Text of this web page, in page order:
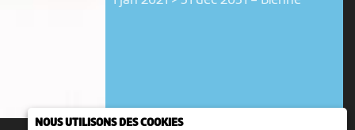
NOUS UTILISONS DES COOKIES